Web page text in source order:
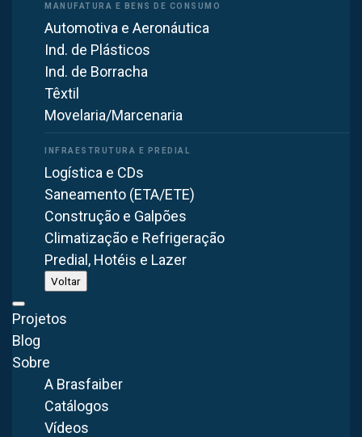
Automotiva e Aeronáutica
Ind. de Plásticos
Ind. de Borracha
Têxtil
Movelaria/Marcenaria
Logística e CDs
Saneamento (ETA/ETE)
Construção e Galpões
Climatização e Refrigeração
Predial, Hotéis e Lazer
Voltar
Projetos
Blog
Sobre
A Brasfaiber
Catálogos
Vídeos
Atendimento direto com nossa equipe técnica.
Resposta em poucos minutos.
Falar no WhatsApp